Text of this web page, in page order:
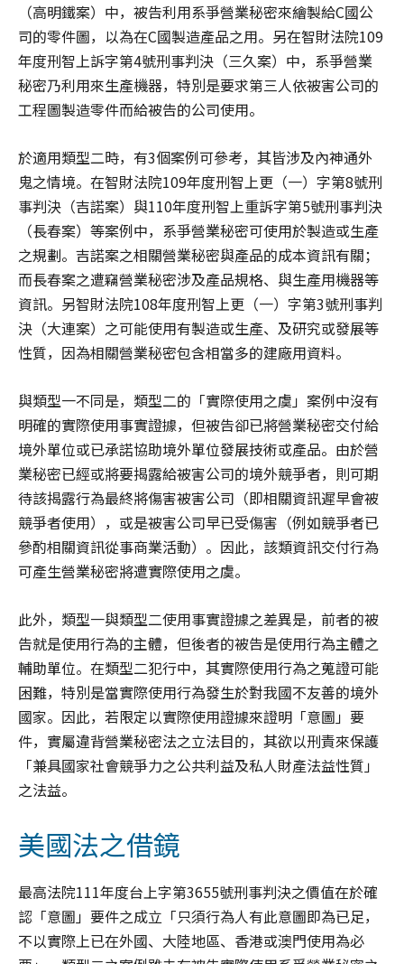
（高明鐵案）中，被告利用系爭營業秘密來繪製給C國公
司的零件圖，以為在C國製造產品之用。另在智財法院109
年度刑智上訴字第4號刑事判決（三久案）中，系爭營業
秘密乃利用來生產機器，特別是要求第三人依被害公司的
工程圖製造零件而給被告的公司使用。
於適用類型二時，有3個案例可參考，其皆涉及內神通外
鬼之情境。在智財法院109年度刑智上更（一）字第8號刑
事判決（吉諾案）與110年度刑智上重訴字第5號刑事判決
（長春案）等案例中，系爭營業秘密可使用於製造或生產
之規劃。吉諾案之相關營業秘密與產品的成本資訊有關；
而長春案之遭竊營業秘密涉及產品規格、與生產用機器等
資訊。另智財法院108年度刑智上更（一）字第3號刑事判
決（大連案）之可能使用有製造或生產、及研究或發展等
性質，因為相關營業秘密包含相當多的建廠用資料。
與類型一不同是，類型二的「實際使用之虞」案例中沒有
明確的實際使用事實證據，但被告卻已將營業秘密交付給
境外單位或已承諾協助境外單位發展技術或產品。由於營
業秘密已經或將要揭露給被害公司的境外競爭者，則可期
待該揭露行為最終將傷害被害公司（即相關資訊遲早會被
競爭者使用），或是被害公司早已受傷害（例如競爭者已
參酌相關資訊從事商業活動）。因此，該類資訊交付行為
可產生營業秘密將遭實際使用之虞。
此外，類型一與類型二使用事實證據之差異是，前者的被
告就是使用行為的主體，但後者的被告是使用行為主體之
輔助單位。在類型二犯行中，其實際使用行為之蒐證可能
困難，特別是當實際使用行為發生於對我國不友善的境外
國家。因此，若限定以實際使用證據來證明「意圖」要
件，實屬違背營業秘密法之立法目的，其欲以刑責來保護
「兼具國家社會競爭力之公共利益及私人財產法益性質」
之法益。
美國法之借鏡
最高法院111年度台上字第3655號刑事判決之價值在於確
認「意圖」要件之成立「只須行為人有此意圖即為已足，
不以實際上已在外國、大陸地區、香港或澳門使用為必